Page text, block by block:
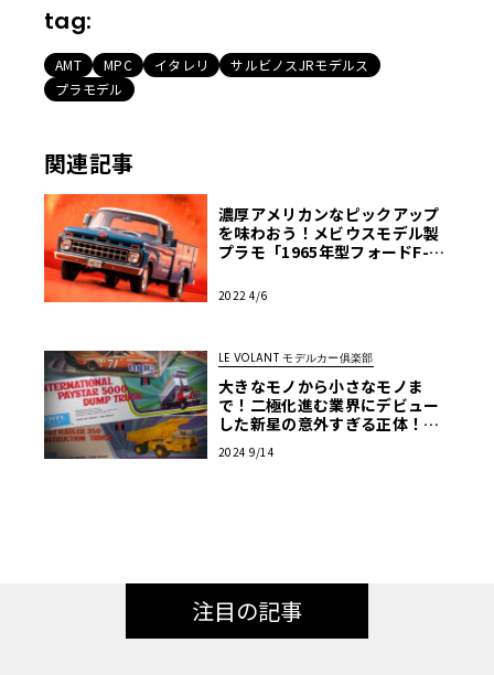
tag:
AMT MPC イタレリ
サルビノスJRモデルス
プラモデル
関連記事
濃厚アメリカンなピックアップ
を味わおう！メビウスモデル製
プラモ「1965年型フォードF-10
2022 4/6
LE VOLANT モデルカー俱楽部
大きなモノから小さなモノま
で！二極化進む業界にデビュー
した新星の意外すぎる正体！
ニクル】第34回
2024 9/14
注目の記事